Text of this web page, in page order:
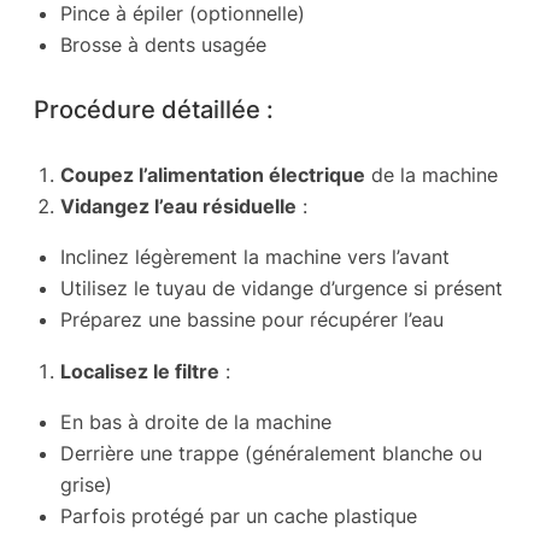
Pince à épiler (optionnelle)
Brosse à dents usagée
Procédure détaillée :
Coupez l’alimentation électrique de la machine
Vidangez l’eau résiduelle :
Inclinez légèrement la machine vers l’avant
Utilisez le tuyau de vidange d’urgence si présent
Préparez une bassine pour récupérer l’eau
Localisez le filtre :
En bas à droite de la machine
Derrière une trappe (généralement blanche ou
grise)
Parfois protégé par un cache plastique